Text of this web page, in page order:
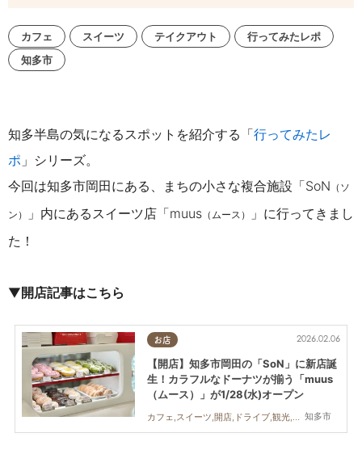
カフェ スイーツ テイクアウト
行ってみたレポ
知多市
知多半島の気になるスポットを紹介する「行ってみたレ
ポ 」シリーズ。
今回は知多市岡田にある、まちの小さな複合施設「SoN （ソ
ン） 」内にあるスイーツ店「muus （ムース）
」に行ってきまし
た！
▼開店記事はこちら
お店
知多市
2026.02.06
【開店】知多市岡田の「SoN」に新店誕
生！カラフルなドーナツが揃う「muus
（ムース）」が1/28(水)オープン
カフェ,スイーツ,開店,ドライブ,観光,トレンド